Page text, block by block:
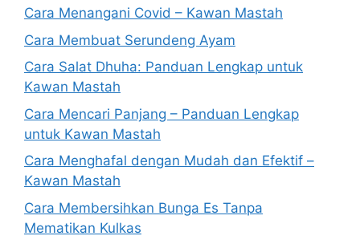
Cara Menangani Covid – Kawan Mastah
Cara Membuat Serundeng Ayam
Cara Salat Dhuha: Panduan Lengkap untuk
Kawan Mastah
Cara Mencari Panjang – Panduan Lengkap
untuk Kawan Mastah
Cara Menghafal dengan Mudah dan Efektif –
Kawan Mastah
Cara Membersihkan Bunga Es Tanpa
Mematikan Kulkas